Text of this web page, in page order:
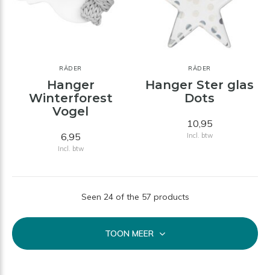
RÄDER
Hanger
Winterforest
Vogel
6,95
Incl. btw
RÄDER
Hanger Ster glas
Dots
10,95
Incl. btw
Seen 24 of the 57 products
TOON MEER